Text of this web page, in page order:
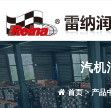
汽机
首页>产品